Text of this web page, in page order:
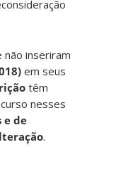
inseriram
em seus
têm
nesses
e de
.